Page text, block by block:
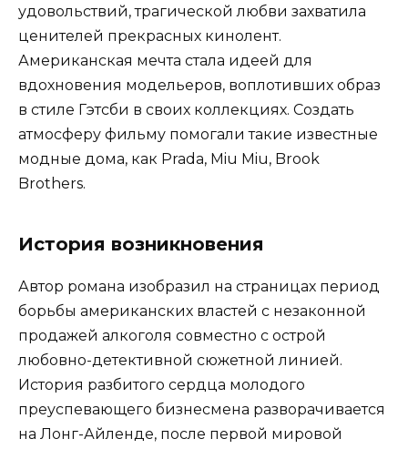
удовольствий, трагической любви захватила
ценителей прекрасных кинолент.
Американская мечта стала идеей для
вдохновения модельеров, воплотивших образ
в стиле Гэтсби в своих коллекциях. Создать
атмосферу фильму помогали такие известные
модные дома, как Prada, Miu Miu, Brook
Brothers.
История возникновения
Автор романа изобразил на страницах период
борьбы американских властей с незаконной
продажей алкоголя совместно с острой
любовно-детективной сюжетной линией.
История разбитого сердца молодого
преуспевающего бизнесмена разворачивается
на Лонг-Айленде, после первой мировой